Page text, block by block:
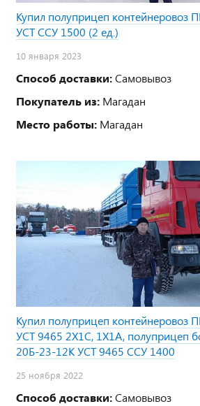
Купил полуприцеп контейнеровоз
УСТ ССУ 1500 (2 ед.)
10 января 2023
Способ доставки:Самовывоз
Покупатель из: Магадан
Место работы: Магадан
Купил полуприцеп контейнеровоз
УСТ 9465 2Х1С, 1Х1А, полуприцеп
20Б-23-12К УСТ 9465 ССУ 1400
25 ноября 2022
Способ доставки:Самовывоз